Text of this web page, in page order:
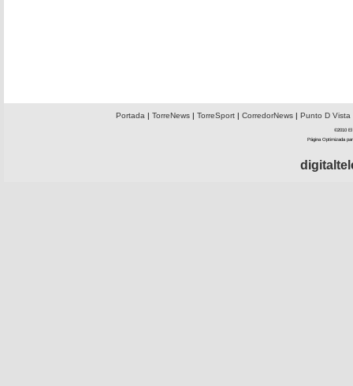
Portada | TorreNews| TorreSport| CorredorNews| Punto D Vista
©2010 El
Página Optimizada